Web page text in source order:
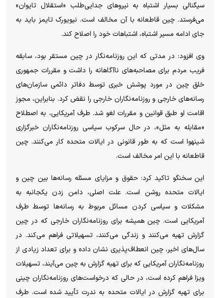
سیگنالی بسیار اشتباه به نیرو‌های جدایی‌طلب «استقلال تایوان»
می‌فرستد. چین قاطعانه با آن مخالف است. نیویورک تایمز باید به
جای ادامه مسیر اشتباه، اشتباهات خود را اصلاح کند.
وی افزود: در مدتی که این روزنامه‌نگار در چین مستقر بود، سابقه
فریب مردم برای مصاحبه‌های ناآگاهانه را داشت و مقررات جمهوری
خلق چین در مورد پوشش خبری توسط دفاتر دائمی سازمان‌های
رسانه‌های خارجی و روزنامه‌نگاران خارجی را نقض کرد. بنابراین، مجوز
اقامت او طبق قوانین و مقررات لغو شد. طرف آمریکایی، به اصطلاح
«مقابله به مثل»، در حال سرکوب سیاسی روزنامه‌نگاران خبرگزاری
شینهوا است که به طور قانونی در ایالات متحده کار می‌کنند. چین
قاطعانه با این امر مخالف است.
این سخنگو تاکید کرد: حقوق و مزایای مسئله رسانه‌ها بین چین و
ایالات متحده روشن است. علت اصلی، دامن زدن یکجانبه به
مشکلات و سیاسی کردن مسائل مربوط به رسانه‌ها توسط طرف
آمریکایی است. چین همیشه برای روزنامه‌نگاران خارجی که در چین
گزارش تهیه می‌کنند و زندگی می‌کنند، تسهیلاتی فراهم می‌کند. در
سال‌های اخیر، چین انعطاف‌پذیری نشان داده و برای تعداد زیادی از
روزنامه‌نگاران آمریکایی که برای تهیه گزارش به چین می‌آیند، تسهیلات
ویزا فراهم کرده است، در حالی که درخواست‌های روزنامه‌نگاران چینی
برای تهیه گزارش در ایالات متحده به ندرت تأیید شده است. طرف